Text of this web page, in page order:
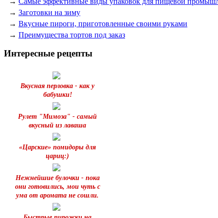
→ Заготовки на зиму
→ Вкусные пироги, приготовленные своими руками
→ Преимущества тортов под заказ
Интересные рецепты
Вкусная перловка - как у
бабушки!
Рулет "Мимоза" - самый
вкусный из лаваша
«Царские» помидоры для
цариц:)
Нежнейшие булочки - пока
они готовились, мои чуть с
ума от аромата не сошли.